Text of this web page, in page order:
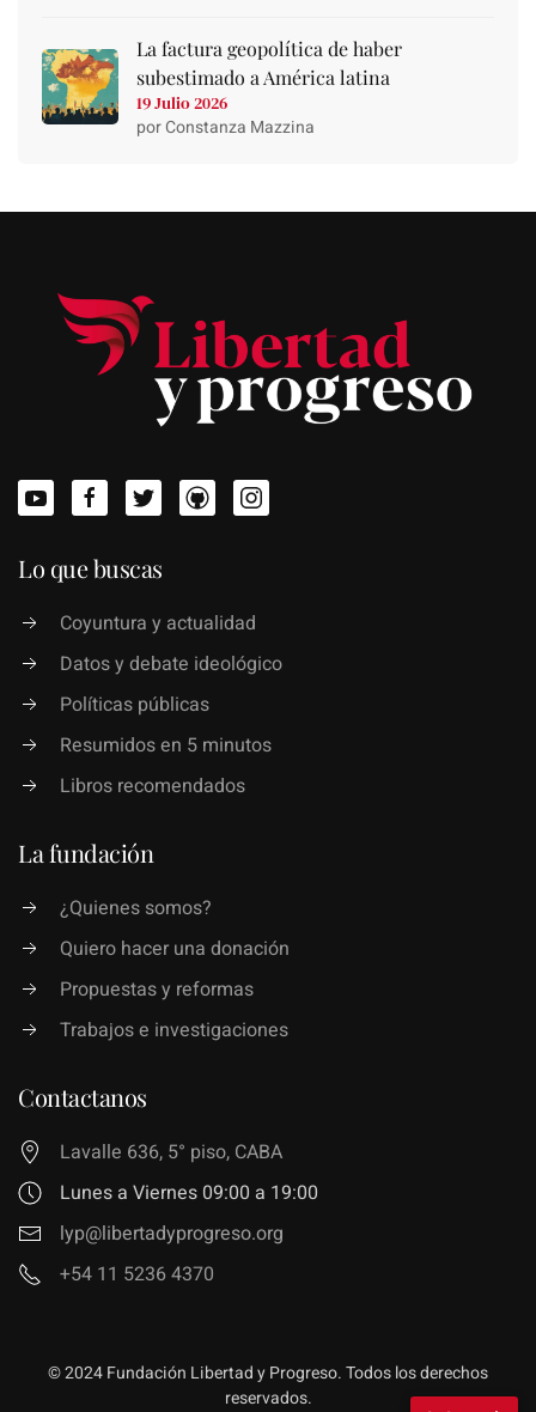
La factura geopolítica de haber
subestimado a América latina
19 Julio 2026
por Constanza Mazzina
Lo que buscas
Coyuntura y actualidad
Datos y debate ideológico
Políticas públicas
Resumidos en 5 minutos
Libros recomendados
La fundación
¿Quienes somos?
Quiero hacer una donación
Propuestas y reformas
Trabajos e investigaciones
Contactanos
Lavalle 636, 5° piso, CABA
Lunes a Viernes 09:00 a 19:00
lyp@libertadyprogreso.org
+54 11 5236 4370
© 2024 Fundación Libertad y Progreso. Todos los derechos
reservados.